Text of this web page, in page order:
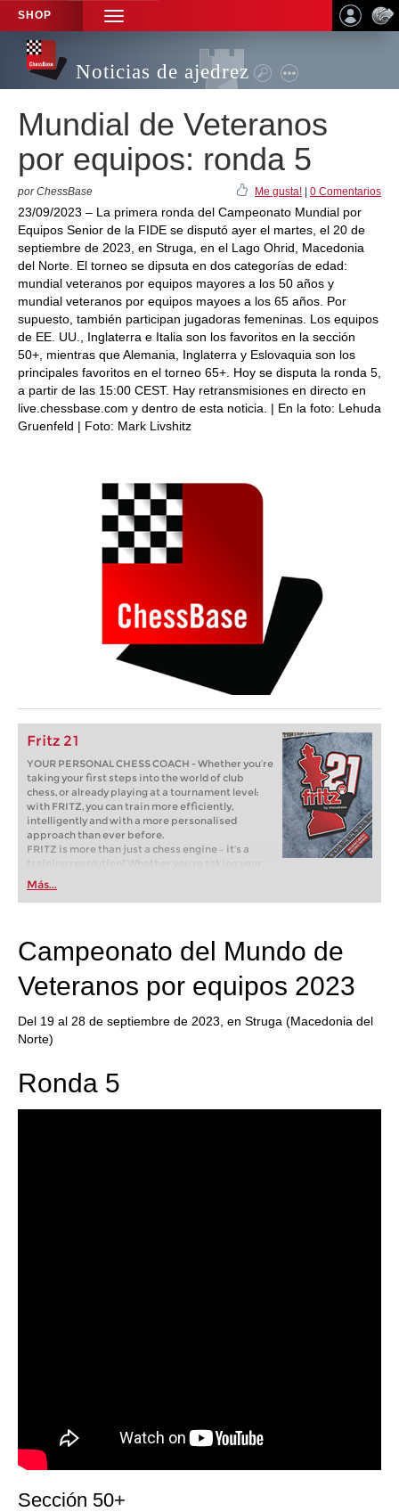
SHOP
TOGGLE
NAVIGATION
Noticias de ajedrez
Mundial de Veteranos
por equipos: ronda 5
por ChessBase Me gusta! 0 Comentarios
23/09/2023 – La primera ronda del Campeonato Mundial por
Equipos Senior de la FIDE se disputó ayer el martes, el 20 de
septiembre de 2023, en Struga, en el Lago Ohrid, Macedonia
del Norte. El torneo se dipsuta en dos categorías de edad:
mundial veteranos por equipos mayores a los 50 años y
mundial veteranos por equipos mayoes a los 65 años. Por
supuesto, también participan jugadoras femeninas. Los equipos
de EE. UU., Inglaterra e Italia son los favoritos en la sección
50+, mientras que Alemania, Inglaterra y Eslovaquia son los
principales favoritos en el torneo 65+. Hoy se disputa la ronda 5,
a partir de las 15:00 CEST. Hay retransmisiones en directo en
live.chessbase.com y dentro de esta noticia. | En la foto: Lehuda
Gruenfeld | Foto: Mark Livshitz
Fritz 21
YOUR PERSONAL CHESS COACH - Whether you’re
taking your first steps into the world of club
chess, or already playing at a tournament level:
with FRITZ, you can train more efficiently,
intelligently and with a more personalised
approach than ever before.
FRITZ is more than just a chess engine – it’s a
training revolution! Whether you’re taking your
first steps into the world of club chess, or already
playing at a tournament level: with FRITZ, you can
train more efficiently, intelligently and with a
Más...
Campeonato del Mundo de
Veteranos por equipos 2023
Del 19 al 28 de septiembre de 2023, en Struga (Macedonia del
Norte)
Ronda 5
Sección 50+